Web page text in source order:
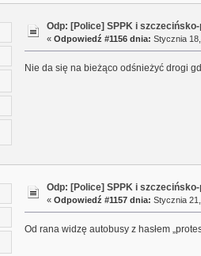
Odp: [Police] SPPK i
«Odpowiedź #1156 dnia: Stycznia
Nie da się na bieżąco odśnieżyć drogi
Odp: [Police] SPPK i
«Odpowiedź #1157 dnia: Stycznia
Od rana widzę autobusy z hasłem